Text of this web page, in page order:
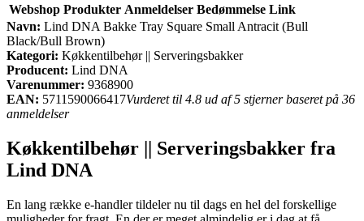
Webshop Produkter Anmeldelser Bedømmelse Link
Navn: Lind DNA Bakke Tray Square Small Antracit (Bull
Black/Bull Brown)
Kategori: Køkkentilbehør || Serveringsbakker
Producent: Lind DNA
Varenummer: 9368900
EAN: 5711590066417Vurderet til 4.8 ud af 5 stjerner baseret på 36
anmeldelser
Køkkentilbehør || Serveringsbakker fra
Lind DNA
En lang række e-handler tildeler nu til dags en hel del forskellige